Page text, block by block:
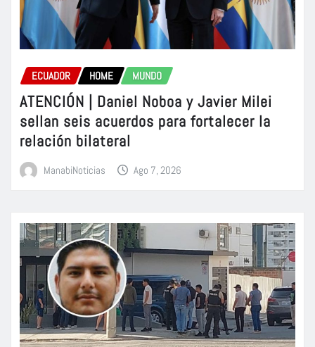
ECUADOR HOME MUNDO
ATENCIÓN | Daniel Noboa y Javier Milei
sellan seis acuerdos para fortalecer la
relación bilateral
ManabiNoticias Ago 7, 2026